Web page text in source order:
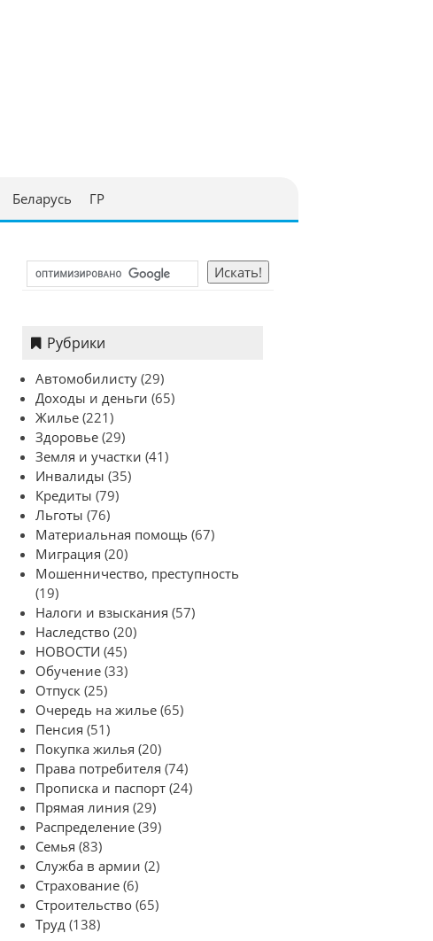
Беларусь ГР
Рубрики
Автомобилисту (29)
Доходы и деньги (65)
Жилье (221)
Здоровье (29)
Земля и участки (41)
Инвалиды (35)
Кредиты (79)
Льготы (76)
Материальная помощь (67)
Миграция (20)
Мошенничество, преступность
(19)
Налоги и взыскания (57)
Наследство (20)
НОВОСТИ (45)
Обучение (33)
Отпуск (25)
Очередь на жилье (65)
Пенсия (51)
Покупка жилья (20)
Права потребителя (74)
Прописка и паспорт (24)
Прямая линия (29)
Распределение (39)
Семья (83)
Служба в армии (2)
Страхование (6)
Строительство (65)
Труд (138)